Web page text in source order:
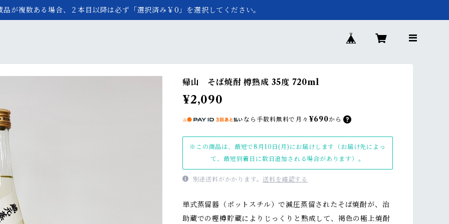
品が複数ある場合、２本目以降は必ず「選択済み￥0」を選択してください。
帰山 そば焼酎 樽熟成 35度 720ml
¥2,090
なら 手数料無料で 月々 ¥690から
※この商品は、最短で8月10日(月)にお届けします（お届け先によっ
て、最短到着日に数日追加される場合があります）。
別途送料がかかります。送料を確認する
単式蒸留器（ポットスチル）で減圧蒸留されたそば焼酎が、治
助蔵での樫樽貯蔵によりじっくりと熟成して、褐色の極上焼酎